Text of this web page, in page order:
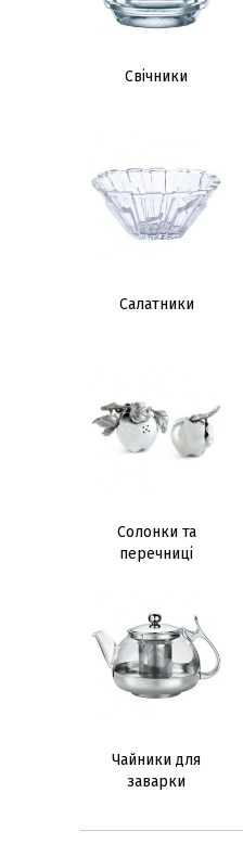
Свічники
Салатники
Солонки та
перечниці
Чайники для
заварки